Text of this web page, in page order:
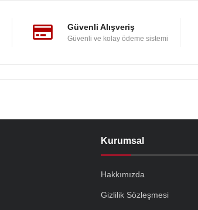
Güvenli Alışveriş
Güvenli ve kolay ödeme sistemi
Kurumsal
Hakkımızda
Gizlilik Sözleşmesi